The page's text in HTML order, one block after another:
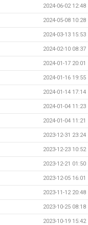
2024-06-02 12:48
2024-05-08 10:28
2024-03-13 15:53
2024-02-10 08:37
2024-01-17 20:01
2024-01-16 19:55
2024-01-14 17:14
2024-01-04 11:23
2024-01-04 11:21
2023-12-31 23:24
2023-12-23 10:52
2023-12-21 01:50
2023-12-05 16:01
2023-11-12 20:48
2023-10-25 08:18
2023-10-19 15:42